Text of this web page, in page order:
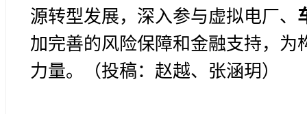
源转型发展，深入参与虚拟电厂、
加完善的风险保障和金融支持，
力量。（投稿：赵越、张涵玥）